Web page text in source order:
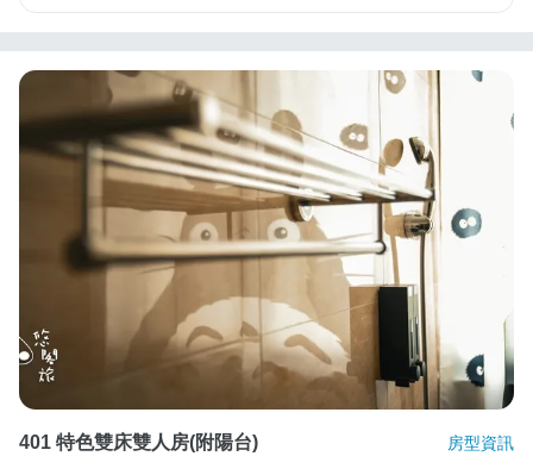
401 特色雙床雙人房(附陽台) 房型資訊